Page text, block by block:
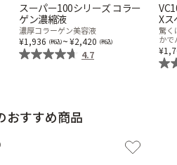
スーパー100シリーズ コラー
ゲン濃縮液
濃厚コラーゲン美容液
1,936 ~ 2,420
4.7
Xス
驚く
かで
おすすめ商品